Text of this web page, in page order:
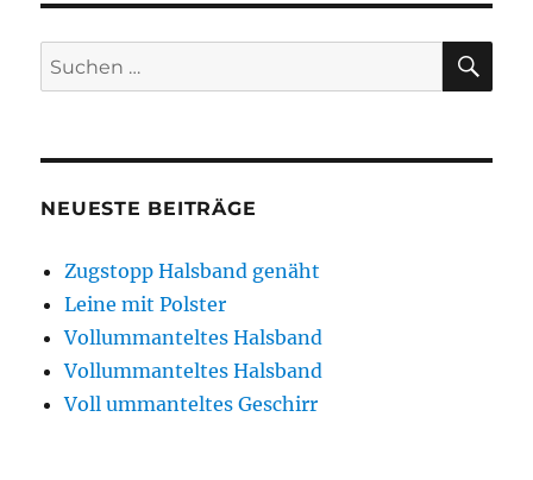
Suchen
nach:
NEUESTE BEITRÄGE
Zugstopp Halsband genäht
Leine mit Polster
Vollummanteltes Halsband
Vollummanteltes Halsband
Voll ummanteltes Geschirr